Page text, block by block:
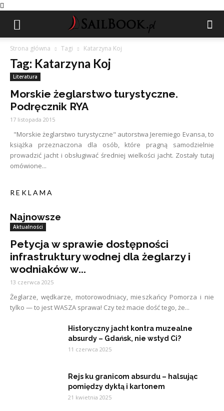
Strona główna Tagi Katarzyna Koj
Tag: Katarzyna Koj
Literatura
Morskie żeglarstwo turystyczne.
Podręcznik RYA
17 listopada 2015
"Morskie żeglarstwo turystyczne" autorstwa Jeremiego Evansa, to
książka przeznaczona dla osób, które pragną samodzielnie
prowadzić jacht i obsługiwać średniej wielkości jacht. Zostały tutaj
omówione...
R E K L A M A
Najnowsze
Aktualności
Petycja w sprawie dostępności
infrastruktury wodnej dla żeglarzy i
wodniaków w...
13 czerwca 2025
Żeglarze, wędkarze, motorowodniacy, mieszkańcy Pomorza i nie
tylko — to jest WASZA sprawa! Czy też macie dość tego, że...
Historyczny jacht kontra muzealne
absurdy – Gdańsk, nie wstyd Ci?
11 czerwca 2025
Rejs ku granicom absurdu – halsując
pomiędzy dyktą i kartonem
21 kwietnia 2025